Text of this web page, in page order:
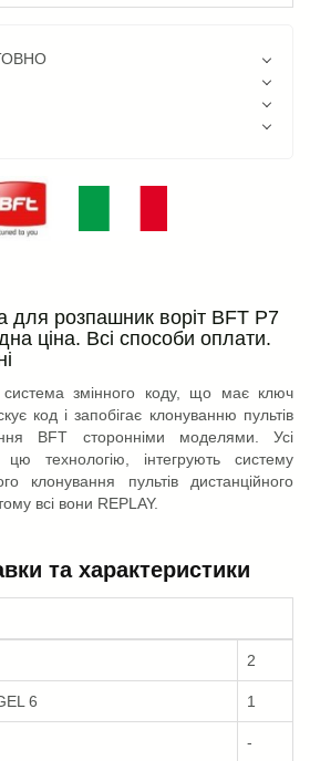
для розпашник воріт BFT P7
ціна. Всі способи оплати.
змінного коду, що має ключ
код і запобігає клонуванню пультів
BFT сторонніми моделями. Усі
технологію, інтегрують систему
клонування пультів дистанційного
всі вони REPLAY.
та характеристики
2
6 1
-